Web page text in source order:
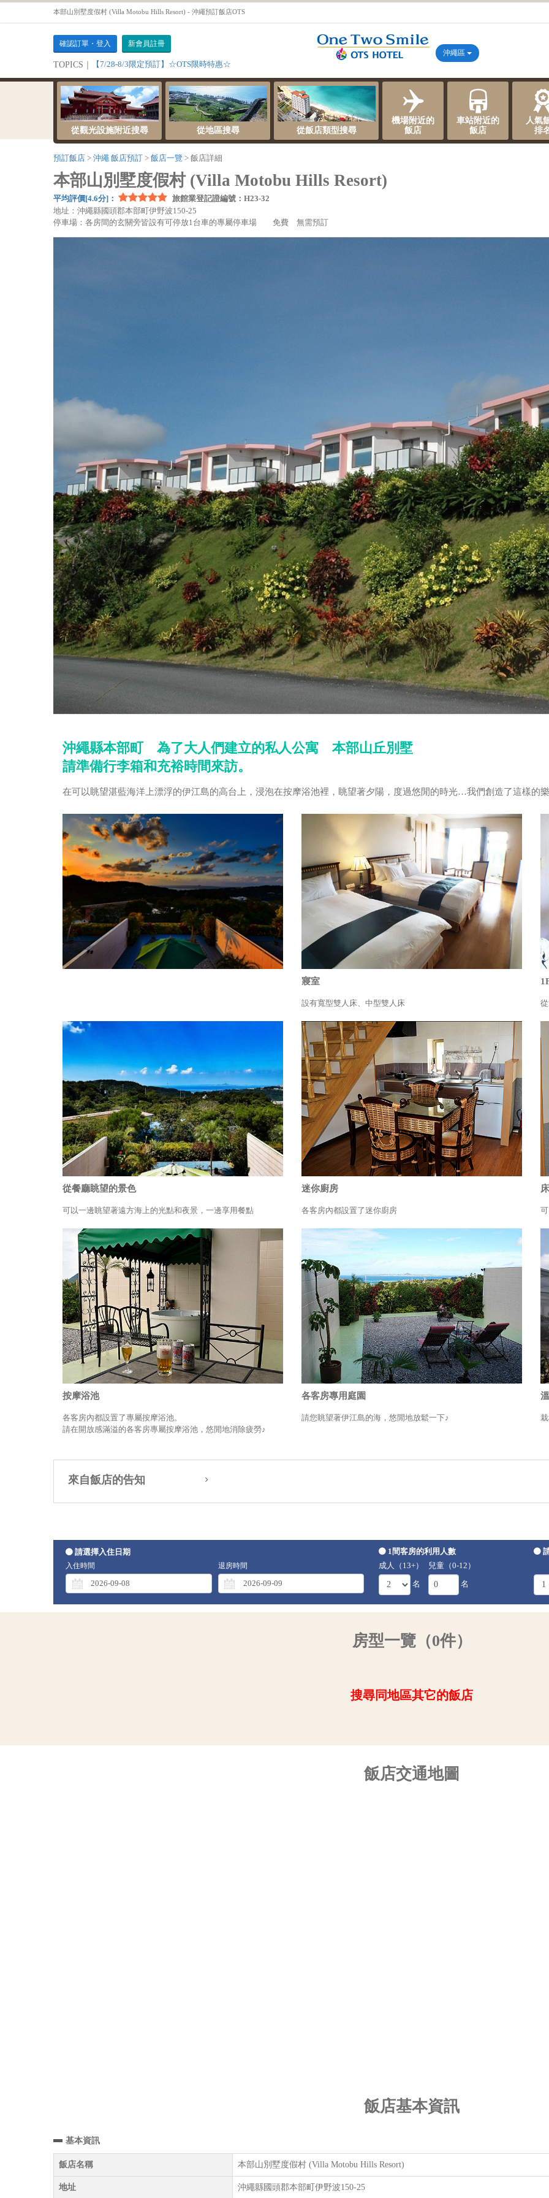
本部山別墅度假村 (Villa Motobu Hills Resort) - 沖繩預訂飯店OTS
確認訂單・登入 新會員註冊
TOPICS｜ 【7/28-8/3限定預訂】☆OTS限時特惠☆
沖繩區
從觀光設施附近搜尋 從地區搜尋 從飯店類型搜尋
機場附近的
飯店
車站附近的
飯店
人氣
排
預訂飯店 沖繩 飯店預訂 飯店一覽 飯店詳細
本部山別墅度假村 (Villa Motobu Hills Resort)
平均評價[4.6分]：
旅館業登記證編號：H23-32
地址：沖繩縣國頭郡本部町伊野波150-25
停車場：各房間的玄關旁皆設有可停放1台車的專屬停車場 免費 無需預訂
沖繩縣本部町 為了大人們建立的私人公寓 本部山丘別墅
請準備行李箱和充裕時間來訪。
在可以眺望湛藍海洋上漂浮的伊江島的高台上，浸泡在按摩浴池裡，眺望著夕陽，度過悠閒的時光…我們創造了這樣的
寢室
設有寬型雙人床、中型雙人床
從餐廳眺望的景色
可以一邊眺望著遠方海上的光點和夜景，一邊享用餐點
迷你廚房
各客房內都設置了迷你廚房
按摩浴池
各客房內都設置了專屬按摩浴池。
請在開放感滿溢的各客房專屬按摩浴池，悠閒地消除疲勞♪
各客房專用庭園
請您眺望著伊江島的海，悠閒地放鬆一下♪
來自飯店的告知
請選擇入住日期
入住時間 退房時間
1間客房的利用人數
成人（13+）
名
兒童（0-12）
名
房型一覽（0件）
搜尋同地區其它的飯店
飯店交通地圖
飯店基本資訊
基本資訊
飯店名稱 本部山別墅度假村 (Villa Motobu Hills Resort)
地址 沖繩縣國頭郡本部町伊野波150-25